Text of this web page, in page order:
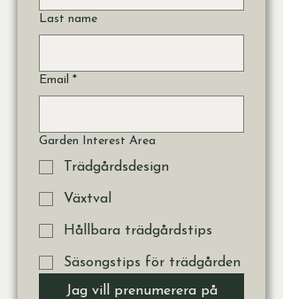
Last name
Email *
Garden Interest Area
Trädgårdsdesign
Växtval
Hållbara trädgårdstips
Säsongstips för trädgården
Jag vill prenumerera på